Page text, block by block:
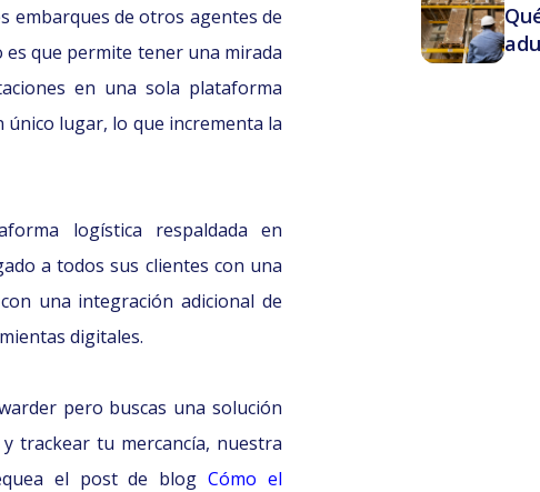
embarques de otros agentes de
es que permite tener una mirada
en una sola plataforma
único lugar, lo que incrementa la
logística respaldada en
a todos sus clientes con una
una integración adicional de
digitales.
pero buscas una solución
trackear tu mercancía, nuestra
el post de blogCómo el